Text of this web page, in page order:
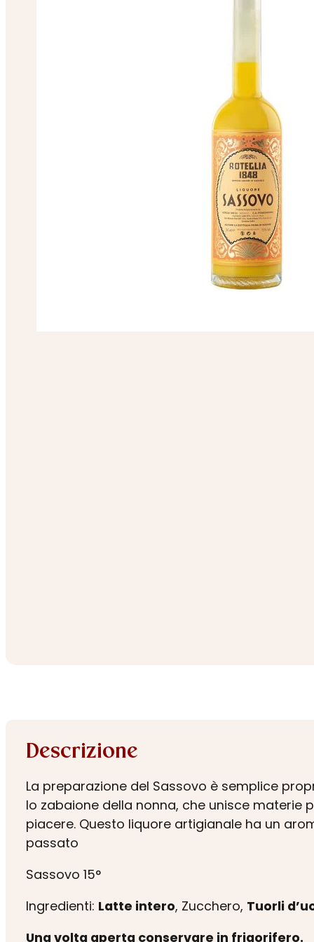
Descrizione
La preparazione del Sassovo è semplice
lo zabaione della nonna, che unisce materie
piacere. Questo liquore artigianale ha un
passato
Sassovo 15°
Ingredienti: Latte intero, Zucchero, Tuorli
Una volta aperta conservare in frigorifero.